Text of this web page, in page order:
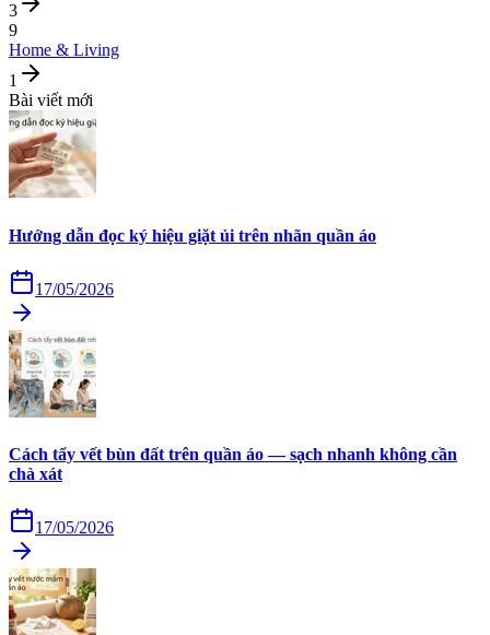
3
9
Home & Living
1
Bài viết mới
Hướng dẫn đọc ký hiệu giặt ủi trên nhãn quần áo
17/05/2026
Cách tẩy vết bùn đất trên quần áo — sạch nhanh không cần
chà xát
17/05/2026